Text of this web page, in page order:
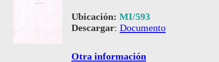
Ubicación: MI/593
Descargar: Documento
Otra información